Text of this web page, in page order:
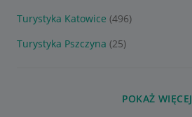
Turystyka Katowice (496)
Turystyka Pszczyna (25)
POKAŻ WIĘCEJ